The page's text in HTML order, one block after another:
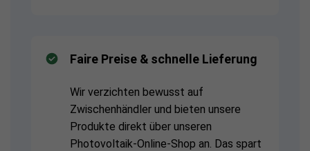
Faire Preise & schnelle Lieferung
Wir verzichten bewusst auf
Zwischenhändler und bieten unsere
Produkte direkt über unseren
Photovoltaik-Online-Shop an. Das spart